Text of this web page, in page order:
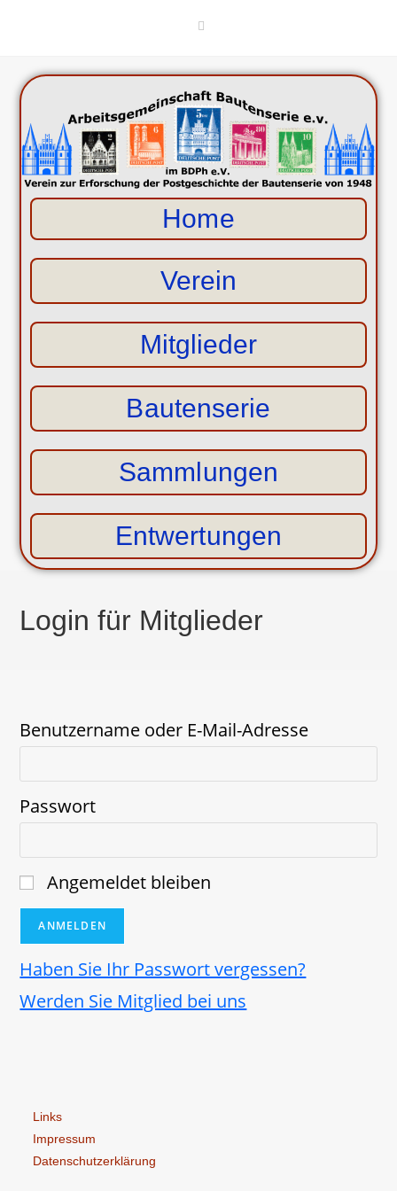
Home
Verein
Mitglieder
Bautenserie
Sammlungen
Entwertungen
Login für Mitglieder
Benutzername oder E-Mail-Adresse
Passwort
Angemeldet bleiben
Haben Sie Ihr Passwort vergessen?
Werden Sie Mitglied bei uns
Links
Impressum
Datenschutzerklärung